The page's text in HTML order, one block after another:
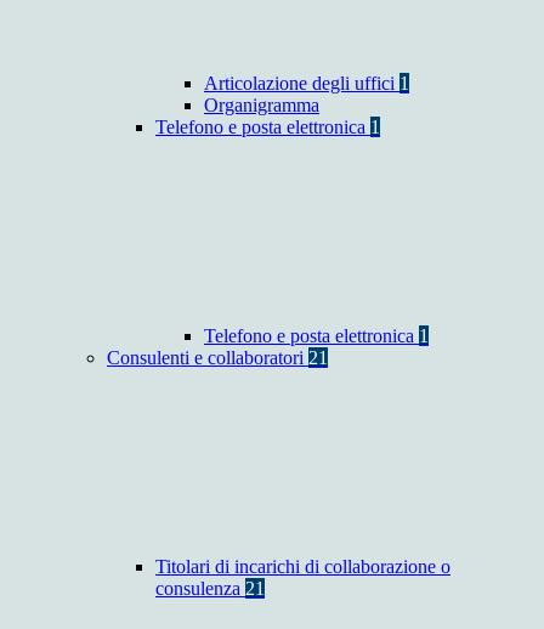
Articolazione degli uffici 1
Organigramma
Telefono e posta elettronica 1
Telefono e posta elettronica 1
Consulenti e collaboratori 21
Titolari di incarichi di collaborazione o
consulenza 21